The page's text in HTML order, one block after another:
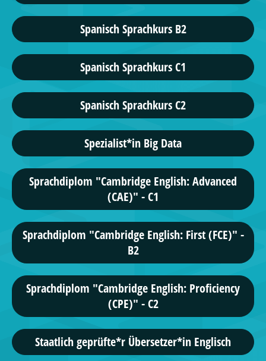
Spanisch Sprachkurs B2
Spanisch Sprachkurs C1
Spanisch Sprachkurs C2
Spezialist*in Big Data
Sprachdiplom "Cambridge English: Advanced
(CAE)" - C1
Sprachdiplom "Cambridge English: First (FCE)" -
B2
Sprachdiplom "Cambridge English: Proficiency
(CPE)" - C2
Staatlich geprüfte*r Übersetzer*in Englisch